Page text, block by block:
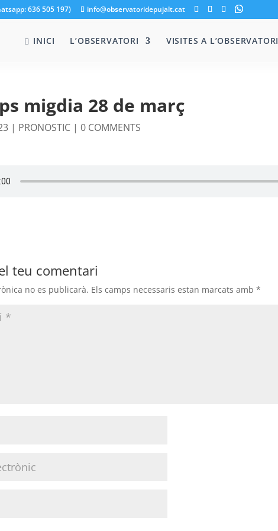
636 505 197) info@observatoridepujalt.cat
INICI L’OBSERVATORI VISITES A L’OBSERVATORI
migdia 28 de març
| PRONOSTIC |0 COMMENTS
teu comentari
no es publicarà. Els camps necessaris estan marcats amb*